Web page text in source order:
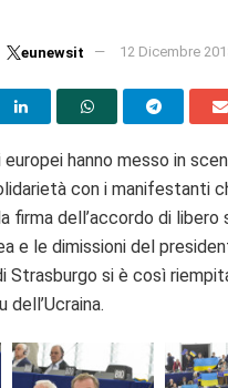
eunewsit 12 Dicembre
hanno messo in
con i manifestanti
firma dell’accordo di libero
e le dimissioni del
Strasburgo si è così
dell’Ucraina.